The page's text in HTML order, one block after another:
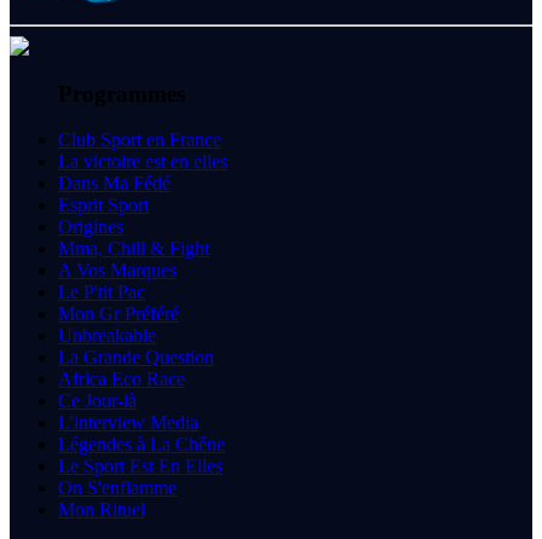
Programmes
Club Sport en France
La victoire est en elles
Dans Ma Fédé
Esprit Sport
Origines
Mma, Chill & Fight
A Vos Marques
Le P'tit Pac
Mon Gr Préféré
Unbreakable
La Grande Question
Africa Eco Race
Ce Jour-là
L'interview Media
Légendes à La Chêne
Le Sport Est En Elles
On S'enflamme
Mon Rituel